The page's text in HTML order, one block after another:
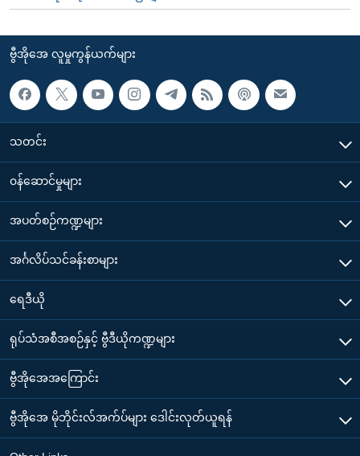
ဗွီအိုအေ လူမှုကွန်ယက်များ
သတင်း
၀န်ဆောင်မှုများ
အပတ်စဉ်ကဏ္ဍများ
အင်္ဂလိပ်သင်ခန်းစာများ
ရေဒီယို
ရုပ်သံအစီအစဉ်နှင့် ဗွီဒီယိုကဏ္ဍများ
ဗွီအိုအေအကြောင်း
ဗွီအိုအေ မိုဘိုင်းလ်အက်ပ်များ ဒေါင်းလုတ်ယူရန်